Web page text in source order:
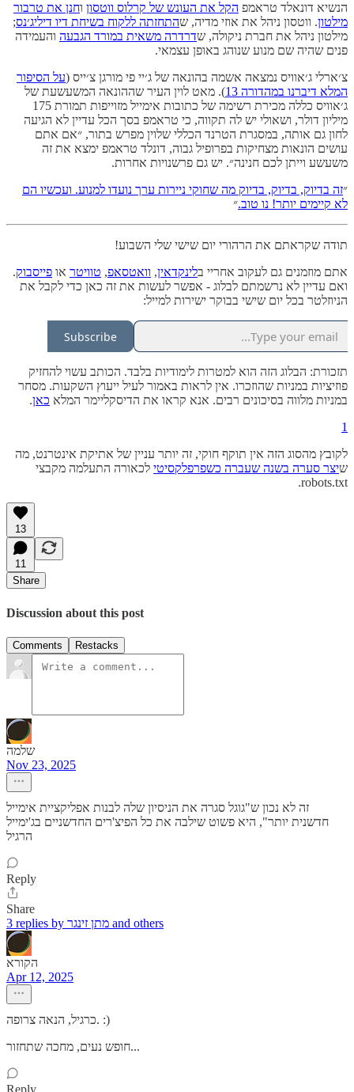
הנשיא דונאלד טראמפ הקל את העונש של קרלוס ווטסון וחנן את טרבור
מילטון. ווטסון ניהל את אוזי מדיה, שהתחזתה ללקוח בשיחת דיו דיליג׳נס;
מילטון ניהל את חברת ניקולה, שדרדרה משאית במורד הגבעה והעמידה
פנים שהיה שם מנוע שנוהג באופן עצמאי.
צ׳ארלי ג׳אוויס נמצאה אשמה בהונאה של ג׳יי פי מורגן צ׳ייס (על הסיפור
המלא דיברנו במהדורה 13
). מאט לוין העיר שההונאה המשעשעת של
ג׳אוויס כללה מכירת רשימה של כתובות אימייל מזוייפות תמורת 175
מיליון דולר, ושאולי יש לה תקווה, כי טראמפ בסך הכל עדיין לא הגיעה
לחון גם אותה, במסגרת הטרנד הכללי שלוין מפרש בתור, ״אם אתם
עושים הונאות מצחיקות בפרופיל גבוה, דונלד טראמפ ימצא את זה
משעשע וייתן לכם חנינה״. יש גם פרשנויות אחרות.
״זה בדיוק, בדיוק, בדיוק מה שחוקי ניירות ערך נועדו למנוע. ועכשיו הם
לא קיימים יותר! נו טוב.״
תודה שקראתם את הרהורי יום שישי שלי השבוע!
אתם מוזמנים גם לעקוב אחריי בלינקדאין, וואטסאפ, טוויטר או פייסבוק.
ואם עדיין לא נרשמתם לבלוג - אפשר לעשות את זה כאן כדי לקבל את
הניוזלטר בכל יום שישי בבוקר ישירות למייל:
Subscribe
תזכורת: הבלוג הזה הוא למטרות לימודיות בלבד. הכותב עשוי להחזיק
פוזיציות במניות שהוזכרו. אין לראות באמור לעיל ייעוץ השקעות. מסחר
במניות מלווה בסיכונים רבים. אנא קראו את הדיסקליימר המלא כאן.
1
לקובץ מהסוג הזה אין תוקף חוקי, זה יותר עניין של אתיקת אינטרנט, מה
שיצר סערה בשנה שעברה כשפרפלקסיטי לכאורה התעלמה מקבצי
robots.txt.
13
11
Share
Discussion about this post
Comments Restacks
שלמה
Nov 23, 2025
זה לא נכון ש"גוגל סגרה את הניסיון שלה לבנות אפליקציית אימייל
חדשנית יותר", היא פשוט שילבה את כל הפיצ'רים החדשניים בג'ימייל
הרגיל
Reply
Share
3 replies by מתן זינגר and others
הקורא
Apr 12, 2025
כרגיל, הנאה צרופה. :)
חופש נעים, מחכה שתחזור...
Reply